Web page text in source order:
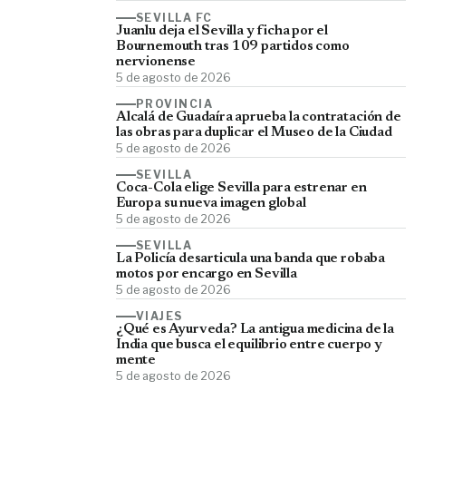
SEVILLA FC
Juanlu deja el Sevilla y ficha por el
Bournemouth tras 109 partidos como
nervionense
5 de agosto de 2026
PROVINCIA
Alcalá de Guadaíra aprueba la contratación de
las obras para duplicar el Museo de la Ciudad
5 de agosto de 2026
SEVILLA
Coca-Cola elige Sevilla para estrenar en
Europa su nueva imagen global
5 de agosto de 2026
SEVILLA
La Policía desarticula una banda que robaba
motos por encargo en Sevilla
5 de agosto de 2026
VIAJES
¿Qué es Ayurveda? La antigua medicina de la
India que busca el equilibrio entre cuerpo y
mente
5 de agosto de 2026